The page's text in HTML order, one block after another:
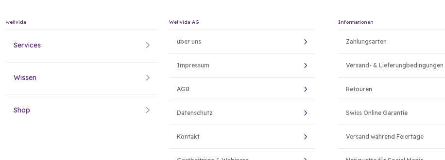
wellvida
Services
Wissen
Shop
Wellvida AG
über uns
Impressum
AGB
Datenschutz
Kontakt
Informationen
Zahlungsarten
Versand- & Lieferungbedingungen
Retouren
Swiss Online Garantie
Versand während Feiertage